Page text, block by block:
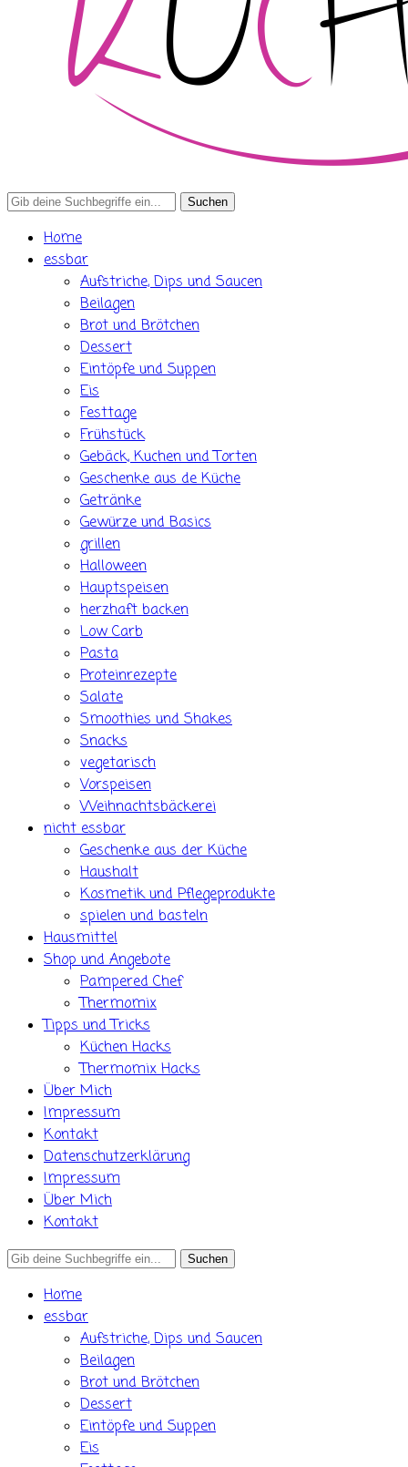
Search
Home
essbar
Aufstriche, Dips und Saucen
Beilagen
Brot und Brötchen
Dessert
Eintöpfe und Suppen
Eis
Festtage
Frühstück
Gebäck, Kuchen und Torten
Geschenke aus de Küche
Getränke
Gewürze und Basics
grillen
Halloween
Hauptspeisen
herzhaft backen
Low Carb
Pasta
Proteinrezepte
Salate
Smoothies und Shakes
Snacks
vegetarisch
Vorspeisen
Weihnachtsbäckerei
nicht essbar
Geschenke aus der Küche
Haushalt
Kosmetik und Pflegeprodukte
spielen und basteln
Hausmittel
Shop und Angebote
Pampered Chef
Thermomix
Tipps und Tricks
Küchen Hacks
Thermomix Hacks
Über Mich
Impressum
Kontakt
Datenschutzerklärung
Impressum
Über Mich
Kontakt
Search
Home
essbar
Aufstriche, Dips und Saucen
Beilagen
Brot und Brötchen
Dessert
Eintöpfe und Suppen
Eis